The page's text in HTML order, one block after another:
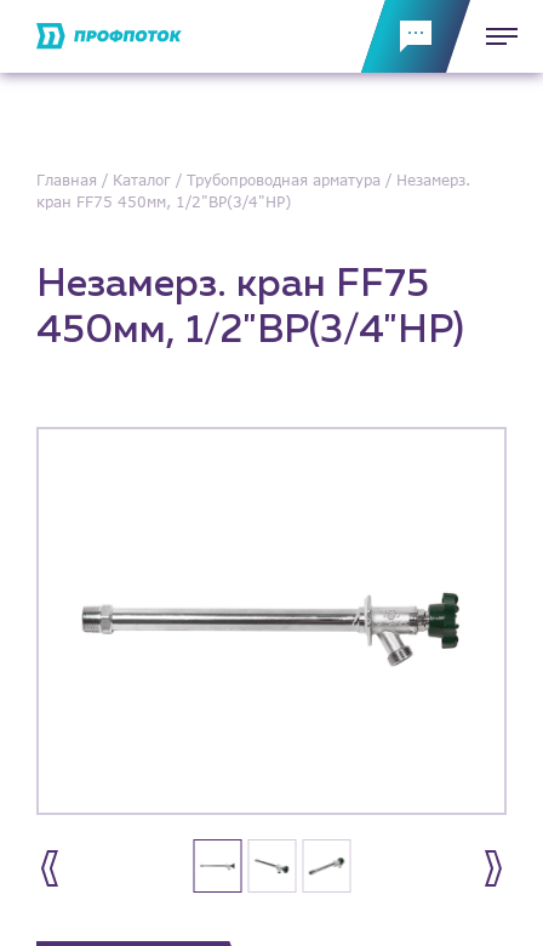
Главная Каталог Трубопроводная арматура
Незамерз.
кран FF75 450мм, 1/2"ВР(3/4"НР)
Незамерз. кран FF75
450мм, 1/2"ВР(3/4"НР)